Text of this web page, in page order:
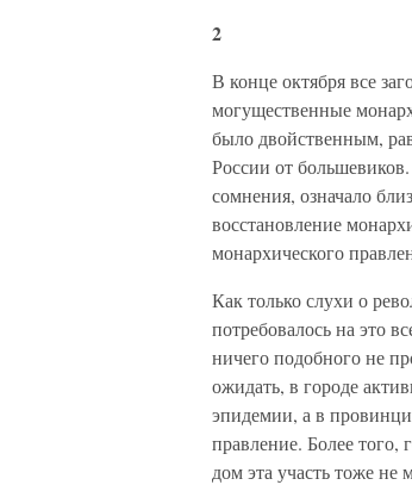
2
В конце октября все
могущественные
было двойственным,
России от
сомнения, означало
восстановление
монархического
Как только слухи о
потребовалось на это
ничего подобного не
ожидать, в городе
эпидемии, а в
правление. Более
дом эта участь тоже